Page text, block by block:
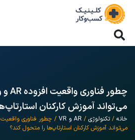
می‌تواند آموزش کارکنان
خانه /تکنولوژی / AR و VR
می‌تواند آموزش کارکنان استارتاپ‌ها را متحول کند؟